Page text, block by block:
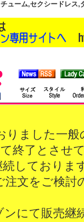
ューム,セクシードレス
りました一
終了とさせ
しておりま
文をご検討
にて販売継